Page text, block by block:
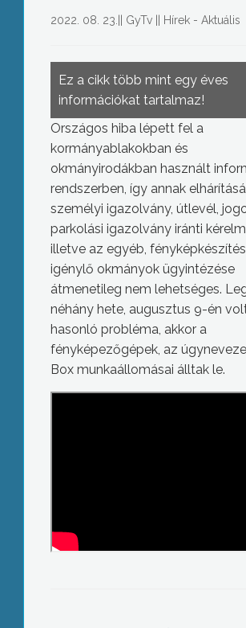
2022. 08. 23. GyTv|| Hírek - Aktuális
Ez a cikk több mint egy éves
információkat tartalmaz!
Országos hiba lépett fel a
kormányablakokban és
okmányirodákban használt
rendszerben, így annak
személyi igazolvány, útlevél,
parkolási igazolvány iránti
illetve az egyéb,
igénylő okmányok ügyintézése
átmenetileg nem lehetséges.
néhány hete, augusztus 9-én
hasonló probléma, akkor a
fényképezőgépek, az
Box munkaállomásai álltak le.